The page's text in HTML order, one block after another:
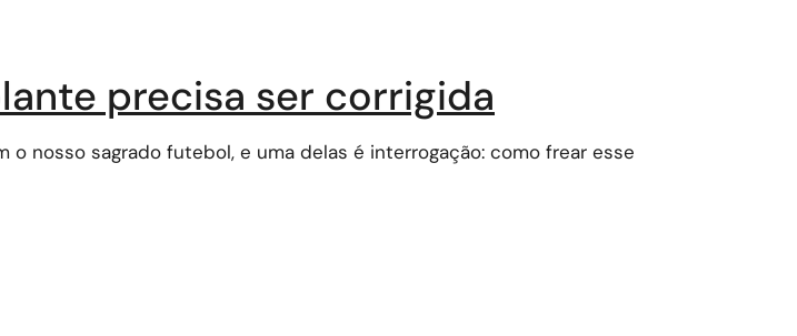
precisa ser corrigida
nosso sagrado futebol, e uma delas é interrogação: como frear esse